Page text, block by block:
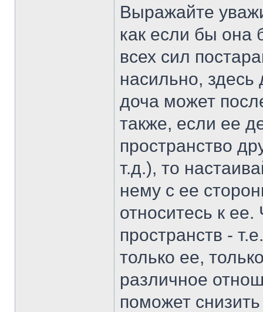
Выражайте
как если бы она
всех сил
насильно,
доча может
также, если ее
пространство
т.д.), то
нему с ее
относитесь к
пространств -
только ее,
различное
поможет